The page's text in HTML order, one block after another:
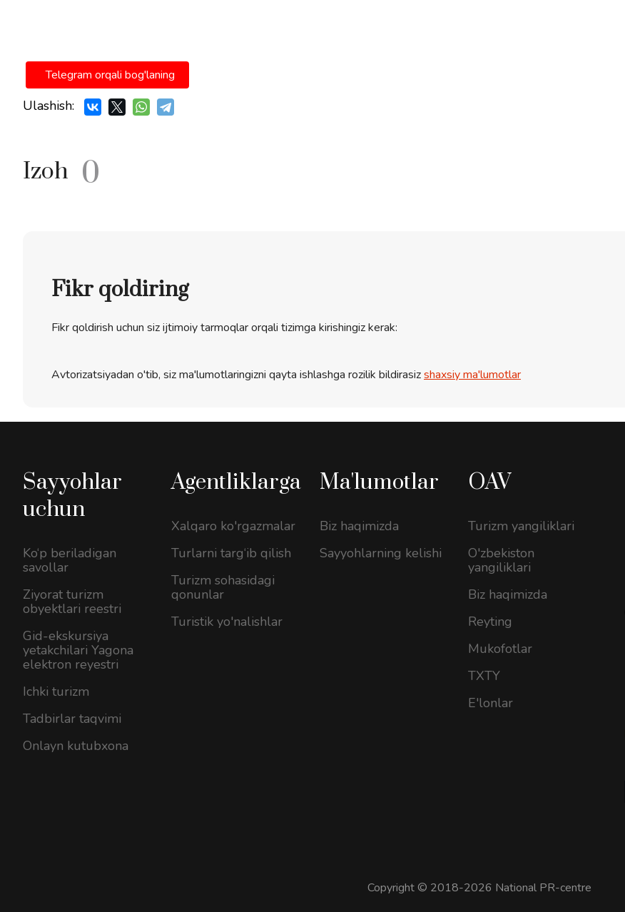
Telegram orqali bog'laning
Ulashish:
Izoh 0
Fikr qoldiring
Fikr qoldirish uchun siz ijtimoiy tarmoqlar orqali tizimga kirishingiz kerak:
Avtorizatsiyadan o'tib, siz ma'lumotlaringizni qayta ishlashga rozilik bildirasizshaxsiy ma'lumotlar
Sayyohlar
uchun
Ko‘p beriladigan
savollar
Ziyorat turizm
obyektlari reestri
Gid-ekskursiya
yetakchilari Yagona
elektron reyestri
Ichki turizm
Tadbirlar taqvimi
Onlayn kutubxona
Agentliklarga
Xalqaro ko'rgazmalar
Turlarni targ‘ib qilish
Turizm sohasidagi
qonunlar
Turistik yo'nalishlar
Ma'lumotlar
Biz haqimizda
Sayyohlarning kelishi
OAV
Turizm yangiliklari
O'zbekiston
yangiliklari
Biz haqimizda
Reyting
Mukofotlar
TXTY
E'lonlar
Copyright © 2018-2026 National PR-centre